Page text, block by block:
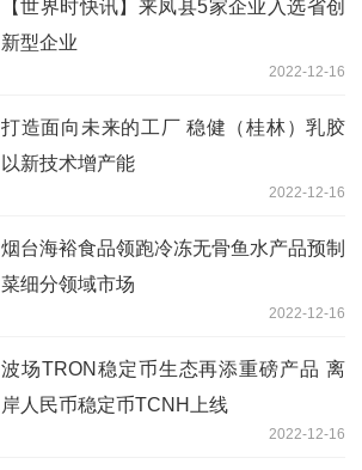
【世界时快讯】来凤县5家企业入选省创
新型企业
2022-12-16
打造面向未来的工厂 稳健（桂林）乳胶
以新技术增产能
2022-12-16
烟台海裕食品领跑冷冻无骨鱼水产品预制
菜细分领域市场
2022-12-16
波场TRON稳定币生态再添重磅产品 离
岸人民币稳定币TCNH上线
2022-12-16